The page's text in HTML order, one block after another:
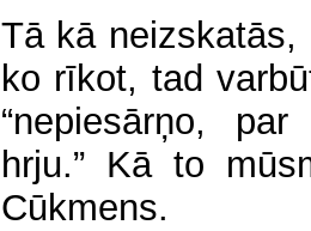
Tā kā
ko rīkot, tad
“nepiesārņo,
hrju.” Kā to
Cūkmens.